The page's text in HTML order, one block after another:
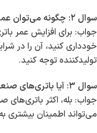
سوال ۲: چگونه می‌توان عمر باتری صنعتی را افزایش داد؟
جواب: برای افزایش عمر
خودداری کنید، آن را در
تولیدکننده توجه کنید.
سوال ۳: آیا باتری‌های صنعتی دارای گارانتی هستند؟
جواب: بله، اکثر باتری‌های
می‌تواند اطمینان بیشتری